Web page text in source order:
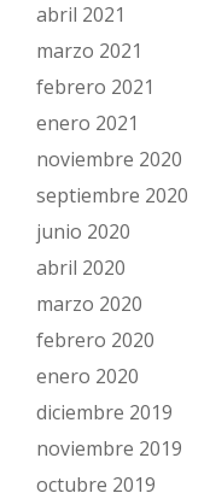
abril 2021
marzo 2021
febrero 2021
enero 2021
noviembre 2020
septiembre 2020
junio 2020
abril 2020
marzo 2020
febrero 2020
enero 2020
diciembre 2019
noviembre 2019
octubre 2019